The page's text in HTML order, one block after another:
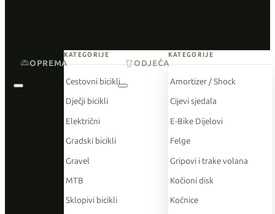
KATEGORIJE
Cestovni bicikli
Dječji bicikli
Električni
Gradski bicikli
Gravel
MTB
Sklopivi bicikli
KATEGORIJE
Amortizer / Shock
Cijevi sjedala
E-Bike Dijelovi
Felge
Gripovi i trake volana
Kočioni disk
Kočnice
OPREMA ODJEĆA